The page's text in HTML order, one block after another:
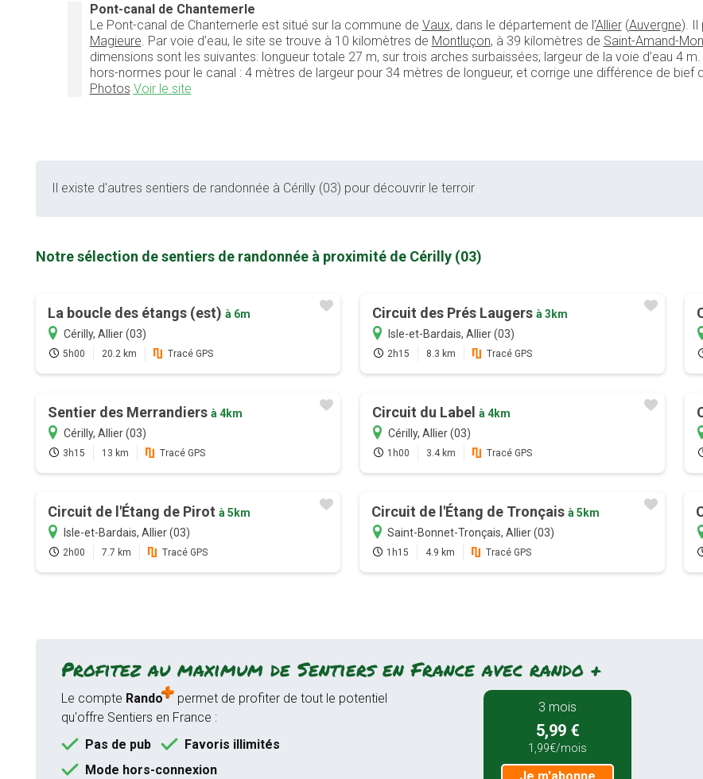
Pont-canal de Chantemerle
Le Pont-canal de Chantemerle est situé sur la commune de Vaux, dans le département de l’Allier(Auvergne). Il
Magieure. Par voie d’eau, le site se trouve à 10 kilomètres de Montluçon, à 39 kilomètres de Saint-Amand-
dimensions sont les suivantes: longueur totale 27 m, sur trois arches surbaissées; largeur de la voie d’eau 4
hors-normes pour le canal : 4 mètres de largeur pour 34 mètres de longueur, et corrige une différence de bief
Photos Voir le site
Il existe d'autres sentiers de randonnée à Cérilly (03) pour découvrir le terroir
Notre sélection de sentiers de randonnée à proximité de Cérilly (03)
La boucle des étangs (est) à 6m
Cérilly, Allier (03)
5h00 20.2 km Tracé GPS
Circuit des Prés Laugers à 3km
Isle-et-Bardais, Allier (03)
2h15 8.3 km Tracé GPS
Sentier des Merrandiers à 4km
Cérilly, Allier (03)
3h15 13 km Tracé GPS
Circuit du Label à 4km
Cérilly, Allier (03)
1h00 3.4 km Tracé GPS
Circuit de l'Étang de Pirot à 5km
Isle-et-Bardais, Allier (03)
2h00 7.7 km Tracé GPS
Circuit de l'Étang de Tronçaisà 5km
Saint-Bonnet-Tronçais, Allier (03)
1h15 4.9 km Tracé GPS
Profitez au maximum de Sentiers en France avec rando +
Le compte Rando
permet de profiter de tout le potentiel
qu'offre Sentiers en France :
Pas de pub
Favoris illimités
Mode hors-connexion
3 mois
5,99 €
1,99€/mois